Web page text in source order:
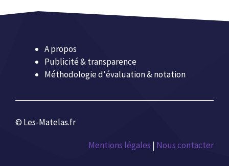
A propos
Publicité & transparence
Méthodologie d'évaluation & notation
© Les-Matelas.fr
Mentions légales | Nous contacter